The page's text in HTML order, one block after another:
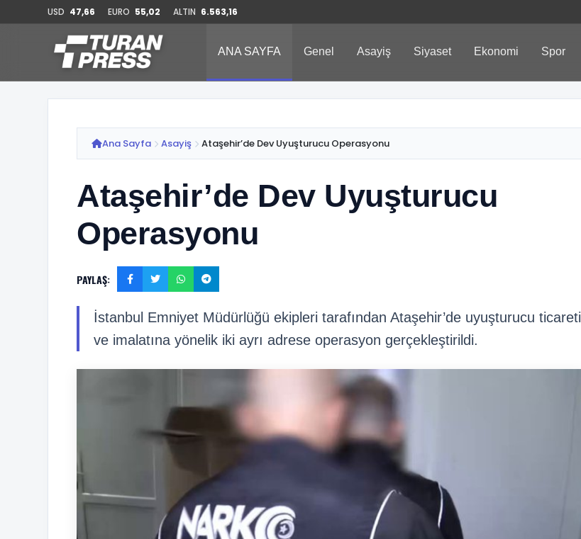
USD 47,66 EURO 55,02 ALTIN 6.563,16
ANA SAYFA Genel Asayiş Siyaset Ekonomi Spor
Ana Sayfa Asayiş Ataşehir’de Dev Uyuşturucu Operasyonu
Ataşehir’de Dev Uyuşturucu
Operasyonu
PAYLAŞ:
İstanbul Emniyet Müdürlüğü ekipleri tarafından Ataşehir’de uyuşturucu ticareti
ve imalatına yönelik iki ayrı adrese operasyon gerçekleştirildi.